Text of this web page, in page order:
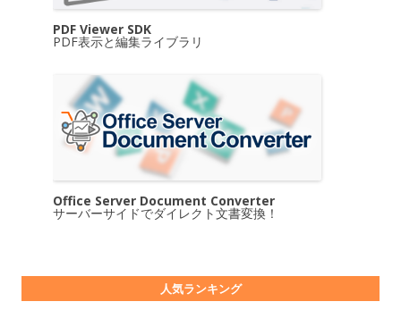
PDF Viewer SDK
PDF表示と編集ライブラリ
Office Server Document Converter
サーバーサイドでダイレクト文書変換！
人気ランキング